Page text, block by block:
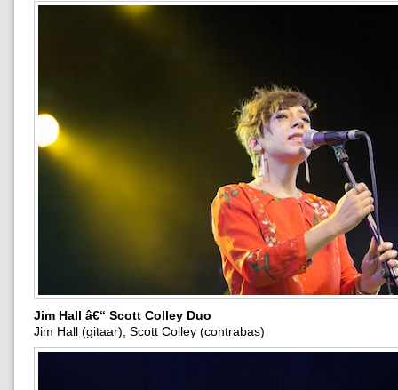
Jim Hall â€“ Scott Colley Duo
Jim Hall (gitaar), Scott Colley (contrabas)